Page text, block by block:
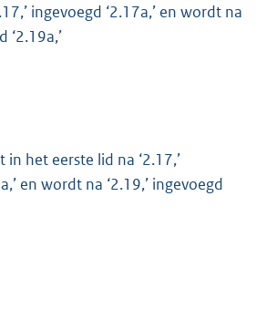
ingevoegd ‘2.17a,’ en wordt na
‘2.19a,’
het eerste lid na ‘2.17,’
en wordt na ‘2.19,’ ingevoegd